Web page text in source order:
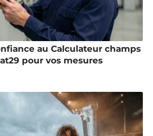
au Calculateur champs
pour vos mesures